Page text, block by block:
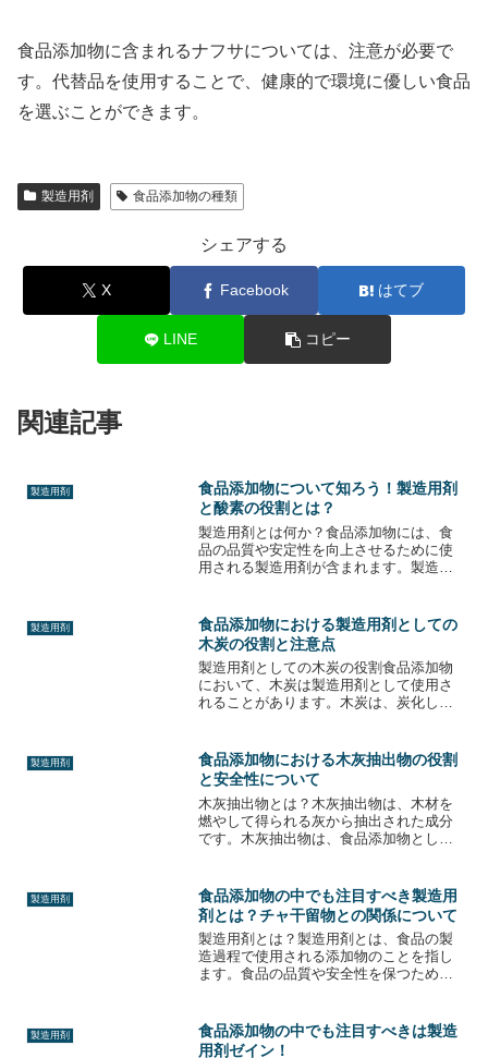
食品添加物に含まれるナフサについては、注意が必要で
す。代替品を使用することで、健康的で環境に優しい食品
を選ぶことができます。
製造用剤 食品添加物の種類
シェアする
X Facebook はてブ
LINE コピー
関連記事
製造用剤
食品添加物について知ろう！製造用剤
と酸素の役割とは？
製造用剤とは何か？食品添加物には、食
品の品質や安定性を向上させるために使
用される製造用剤が含まれます。製造用
保存期間などを改善するために使用され
ます。製造用剤には、乳化...
製造用剤
食品添加物における製造用剤としての
木炭の役割と注意点
製造用剤としての木炭の役割食品添加物
において、木炭は製造用剤として使用さ
れることがあります。木炭は、炭化した
着色剤として使用されます。木炭は、そ
の黒色の色素が強く、食品...
製造用剤
食品添加物における木灰抽出物の役割
と安全性について
木灰抽出物とは？木灰抽出物は、木材を
燃やして得られる灰から抽出された成分
です。木灰抽出物は、食品添加物として
出物は、天然の成分であり、化学的に合
成された添加物とは異なり...
製造用剤
食品添加物の中でも注目すべき製造用
剤とは？チャ干留物との関係について
製造用剤とは？製造用剤とは、食品の製
造過程で使用される添加物のことを指し
ます。食品の品質や安全性を保つために
あります。特に、チャ干留物という製造
用剤に注目が集まっていま...
製造用剤
食品添加物の中でも注目すべきは製造
用剤ゼイン！